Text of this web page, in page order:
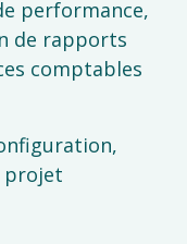
performance,
de rapports
comptables
projet